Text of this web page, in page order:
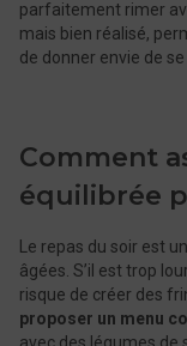
parfaitement rimer
mais bien réalisé,
de donner envie de
Comment
équilibrée
Le repas du soir est
âgées. S’il est trop
risque de créer des
proposer un menu